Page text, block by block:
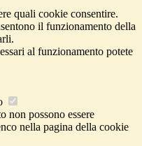
quali cookie consentire.
il funzionamento della
al funzionamento potete
non possono essere
nella pagina della cookie